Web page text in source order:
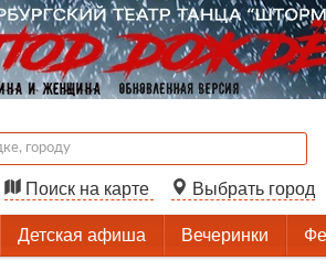
Поиск на карте Выбрать город
Детская афиша Вечеринки